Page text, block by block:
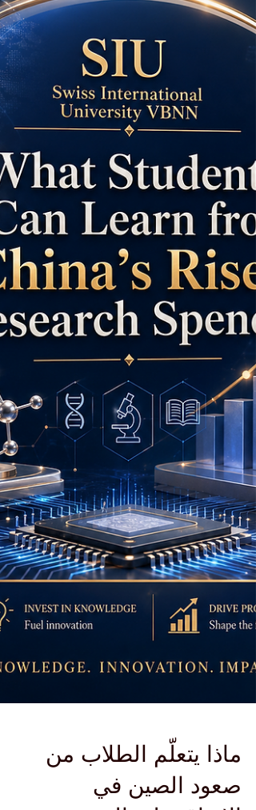
لم يعد #الذكاء_الاصطناعي مجرد موضوع تقني
يخص المبرمجين والمهندسين فقط، بل أصبح
نظاماً عالمياً واسعاً يجمع بين #البحث_العلمي،
و#رأس_المال، و#قوة_الحوسبة،
و#المواهب_البشرية، و#البنية_التحتية_الرقمية.
يناقش هذا المقال كيف يمكن للطلاب فهم
مستقبل الذكاء الاصطناعي من خلال مثالين
#رأس_المال_المخاطر في دعم الشركات
والمشاريع الابتكارية، وشركة إنفيديا، التي تمثل
أهمية الشرائح المتقدمة والمنصات الحاسوبية
عالية الأداء في تدريب وتشغيل أ